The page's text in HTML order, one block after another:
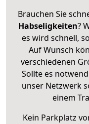
Brauchen Sie
Habseligkeiten?
es wird schnell,
Auf Wunsch
verschiedenen
Sollte es
unser Netzwerk
einem
Kein Parkplatz